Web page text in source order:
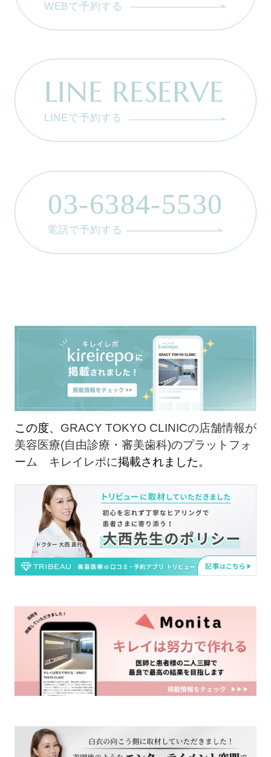
WEBで予約する
LINE RESERVE
LINEで予約する
03-6384-5530
電話で予約する
この度、 GRACY TOKYO CLINICの店舗情報が
美容医療(自由診療・審美歯科)のプラットフォ
ーム キレイレポに掲載されました。